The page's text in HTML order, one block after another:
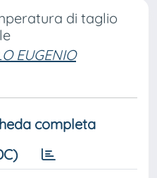
di taglio
EUGENIO
completa